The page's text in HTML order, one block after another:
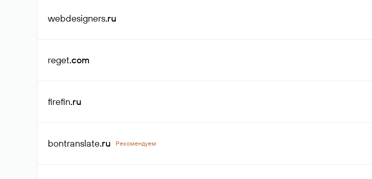
webdesigners.ru
reget.com
firefin.ru
bontranslate.ru Рекомендуем